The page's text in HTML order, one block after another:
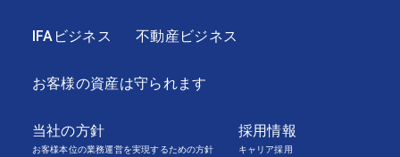
IFAビジネス 不動産ビジネス
お客様の資産は守られます
当社の方針
お客様本位の業務運営を実現するための方針
採用情報
キャリア採用